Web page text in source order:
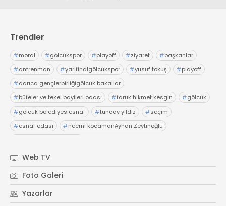
Trendler
#moral #gölcükspor #playoff #ziyaret #başkanlar
#antrenman #yarıfinalgölcükspor #yusuf tokuş #playoff
#darıca gençlerbirliğigölcük bakallar
#büfeler ve tekel bayileri odası #faruk hikmet kesgin #gölcük
#gölcük belediyesiesnaf #tuncay yıldız #seçim
#esnaf odası #necmi kocamanAyhan Zeytinoğlu
Web TV
Foto Galeri
Yazarlar